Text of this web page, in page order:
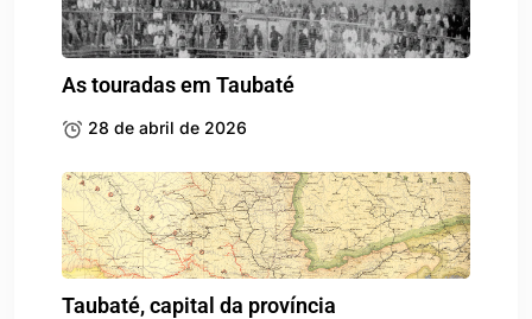
As touradas em Taubaté
28 de abril de 2026
Taubaté, capital da província